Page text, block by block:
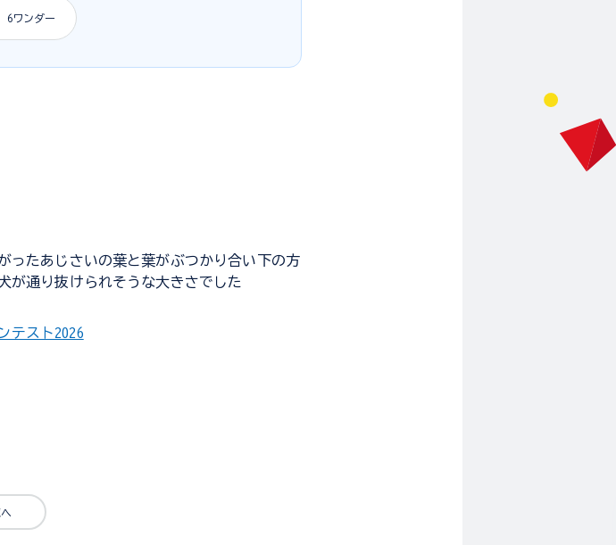
6ワンダー
ったあじさいの葉と葉がぶつかり合い下の方
が通り抜けられそうな大きさでした
テスト2026